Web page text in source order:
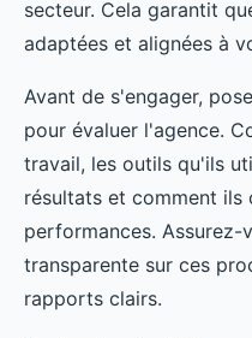
secteur. Cela garantit
adaptées et alignées à
Avant de s'engager,
pour évaluer l'agence.
travail, les outils qu'ils
résultats et comment ils
performances. Assurez-
transparente sur ces
rapports clairs.